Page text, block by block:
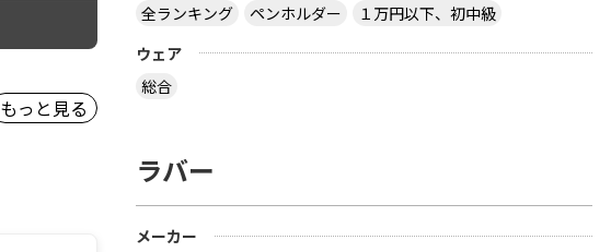
もっと見る
全ランキング
ペンホルダー
１万円以下、初中級
ウェア
総合
ラバー
メーカー